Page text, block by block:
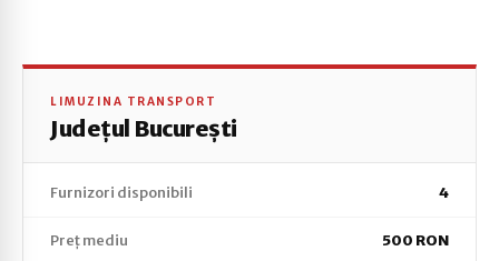
LIMUZINA TRANSPORT
Județul București
Furnizori disponibili 4
Preț mediu 500 RON